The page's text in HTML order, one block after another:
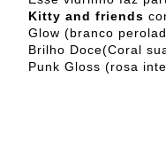
Kitty and friends
Glow (branco
Brilho Doce(Coral
Punk Gloss (rosa